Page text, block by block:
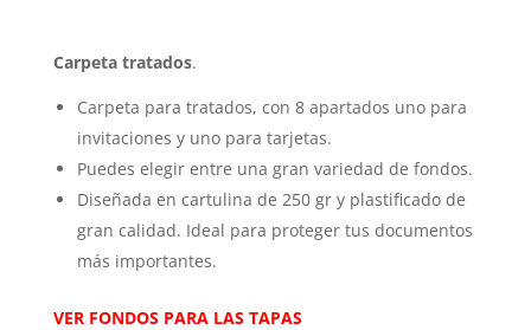
Carpeta tratados.
Carpeta para tratados, con 8 apartados uno para
invitaciones y uno para tarjetas.
Puedes elegir entre una gran variedad de fondos.
Diseñada en cartulina de 250 gr y plastificado de
gran calidad. Ideal para proteger tus documentos
más importantes.
VER FONDOS PARA LAS TAPAS